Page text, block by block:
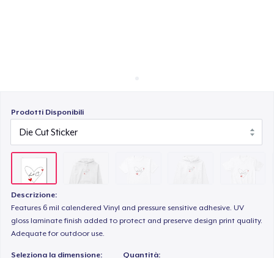
Prodotti Disponibili
Descrizione:
Features 6 mil calendered Vinyl and pressure sensitive adhesive. UV
gloss laminate finish added to protect and preserve design print quality.
Adequate for outdoor use.
Seleziona la dimensione: Quantità:
Mug
Women's Classic Tee